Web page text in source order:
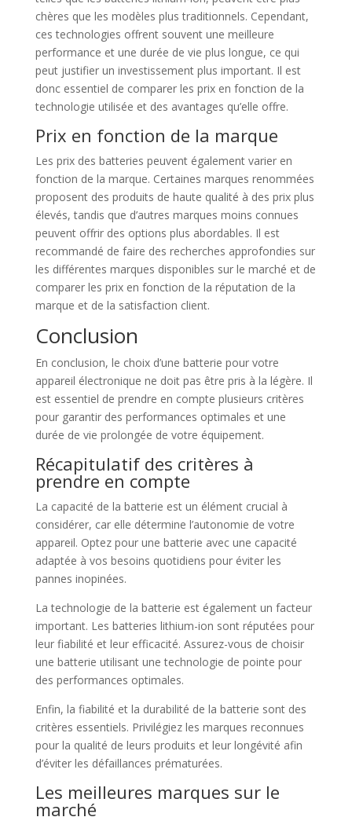
chères que les modèles plus traditionnels. Cependant,
ces technologies offrent souvent une meilleure
performance et une durée de vie plus longue, ce qui
peut justifier un investissement plus important. Il est
donc essentiel de comparer les prix en fonction de la
technologie utilisée et des avantages qu’elle offre.
Prix en fonction de la marque
Les prix des batteries peuvent également varier en
fonction de la marque. Certaines marques renommées
proposent des produits de haute qualité à des prix plus
élevés, tandis que d’autres marques moins connues
peuvent offrir des options plus abordables. Il est
recommandé de faire des recherches approfondies sur
les différentes marques disponibles sur le marché et de
comparer les prix en fonction de la réputation de la
marque et de la satisfaction client.
Conclusion
En conclusion, le choix d’une batterie pour votre
appareil électronique ne doit pas être pris à la légère. Il
est essentiel de prendre en compte plusieurs critères
pour garantir des performances optimales et une
durée de vie prolongée de votre équipement.
Récapitulatif des critères à
prendre en compte
La capacité de la batterie est un élément crucial à
considérer, car elle détermine l’autonomie de votre
appareil. Optez pour une batterie avec une capacité
adaptée à vos besoins quotidiens pour éviter les
pannes inopinées.
La technologie de la batterie est également un facteur
important. Les batteries lithium-ion sont réputées pour
leur fiabilité et leur efficacité. Assurez-vous de choisir
une batterie utilisant une technologie de pointe pour
des performances optimales.
Enfin, la fiabilité et la durabilité de la batterie sont des
critères essentiels. Privilégiez les marques reconnues
pour la qualité de leurs produits et leur longévité afin
d’éviter les défaillances prématurées.
Les meilleures marques sur le
marché